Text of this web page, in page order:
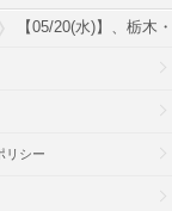
【05/20(水)】、栃木
リシー